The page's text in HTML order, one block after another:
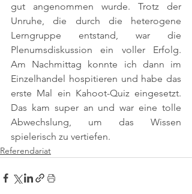
gut angenommen wurde. Trotz der
Unruhe, die durch die heterogene
Lerngruppe entstand, war die
Plenumsdiskussion ein voller Erfolg.
Am Nachmittag konnte ich dann im
Einzelhandel hospitieren und habe das
erste Mal ein Kahoot-Quiz eingesetzt.
Das kam super an und war eine tolle
Abwechslung, um das Wissen
spielerisch zu vertiefen.
Referendariat